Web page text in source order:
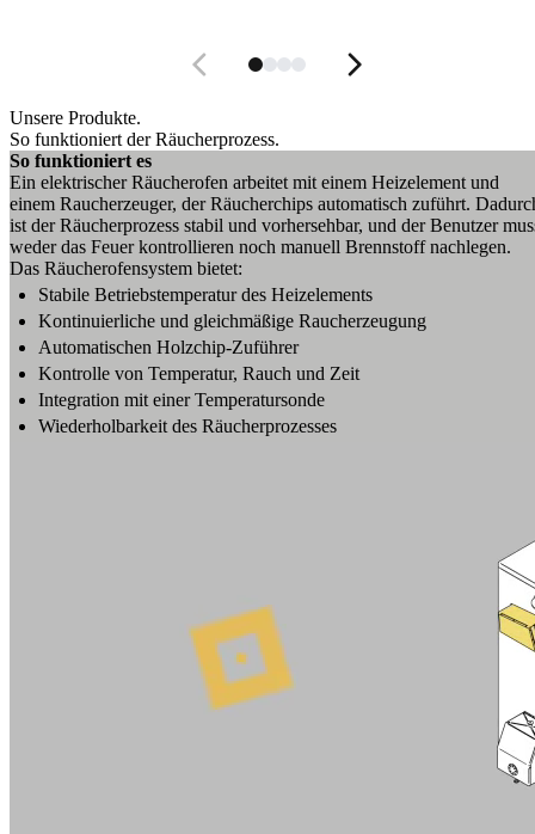
Unsere Produkte.
So funktioniert der Räucherprozess.
So funktioniert es
Ein elektrischer Räucherofen arbeitet mit einem Heizelement und
einem Raucherzeuger, der Räucherchips automatisch zuführt.
ist der Räucherprozess stabil und vorhersehbar, und der Benutzer
weder das Feuer kontrollieren noch manuell Brennstoff nachlegen.
Das Räucherofensystem bietet:
Stabile Betriebstemperatur des Heizelements
Kontinuierliche und gleichmäßige Raucherzeugung
Automatischen Holzchip-Zuführer
Kontrolle von Temperatur, Rauch und Zeit
Integration mit einer Temperatursonde
Wiederholbarkeit des Räucherprozesses